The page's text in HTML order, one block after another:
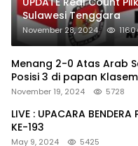
Sulawesi Tenggara
November 28, 2024
Menang 2-0 Atas Arab
Posisi 3 di papan
November 19, 2024 5728
LIVE : UPACARA
KE-193
May 9, 2024 5425